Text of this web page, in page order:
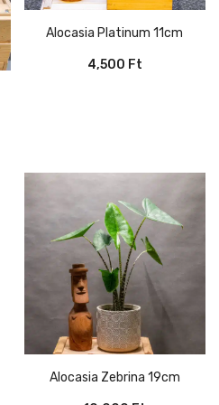
Alocasia Platinum 11cm
4,500 Ft
Alocasia Zebrina 19cm